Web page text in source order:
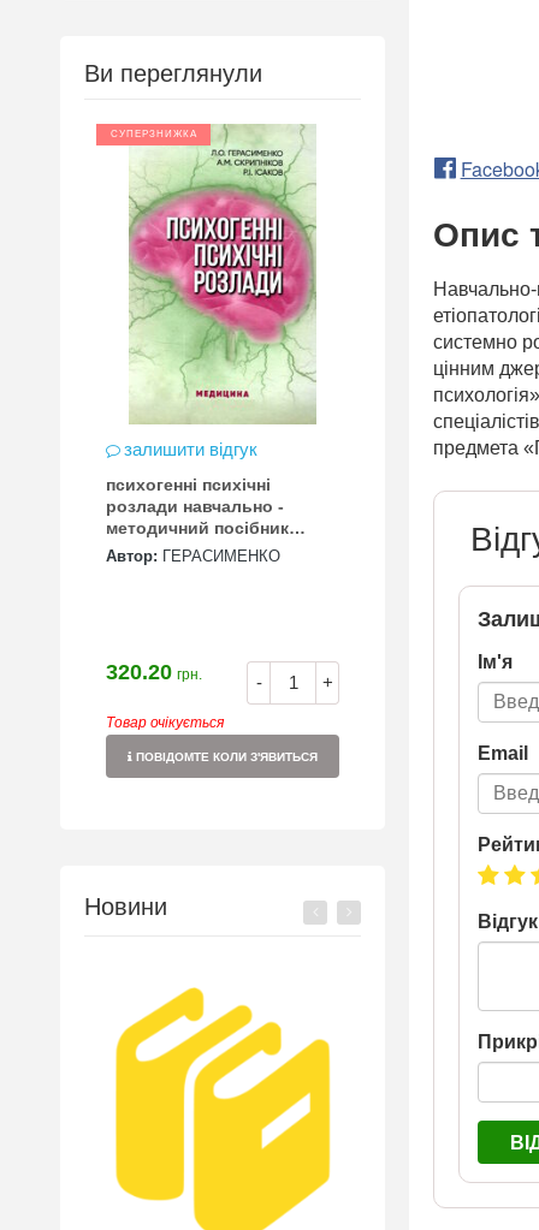
Ви переглянули
СУПЕРЗНИЖКА
залишити відгук
психогенні психічні
розлади навчально -
методичний посібник
"Медицина"
Автор: ГЕРАСИМЕНКО
- +
320.20 грн.
Товар очікується
ПОВІДОМТЕ КОЛИ З'ЯВИТЬСЯ
Новини
Опис
Навчально-
системно
цінним
предмета
Ім'я
Email
Відгук